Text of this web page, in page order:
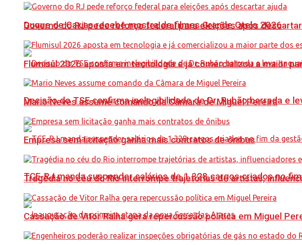
Duque de Caxias recebe mostra de filmes Grande Otelo 2026
Decisão do TSE confirma inelegibilidade de Dr. Rubão barrada e
TCE-RJ manda suspender salários de 1.328 cargos criados no
Governo do RJ pede reforço federal para eleições após
Flumisul 2026 aposta em tecnologia e já comercializou a maior
Mario Neves assume comando da Câmara de Miguel Pereira
Empresa sem licitação ganha mais contratos de ônibus
Tragédia no céu do Rio interrompe trajetórias de artistas,
Cassação de Vitor Ralha gera repercussão política em Miguel